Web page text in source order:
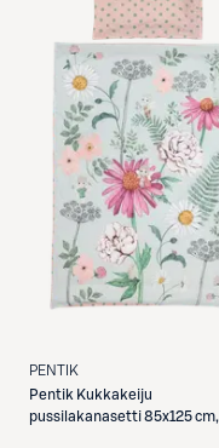
PENTIK
Pentik Kukkakeiju
pussilakanasetti 85x125 cm,